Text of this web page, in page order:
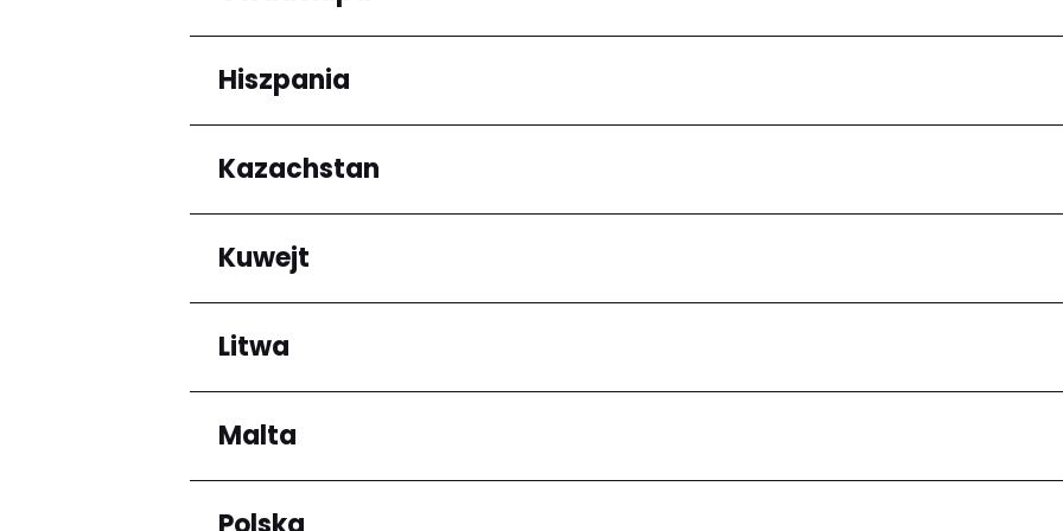
Arrondissement de Cayenne
Regiony
Grande-Terre
Hiszpania
Regiony
Andalucía
Kazachstan
Regiony
Almaty Region
Kuwejt
Regiony
Mubarak al-Kabir
Litwa
Regiony
Okręg kłajpedzki
Okręg mariampolski
Panevėžio apskritis
Malta
Regiony